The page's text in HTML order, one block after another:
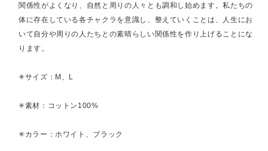
関係性がよくなり、自然と周りの人々とも調和し始めます。私たちの
体に存在している各チャクラを意識し、整えていくことは、人生にお
いて自分や周りの人たちとの素晴らしい関係性を作り上げることにな
ります。
✳︎サイズ：M、L
✳︎素材：コットン100%
✳︎カラー：ホワイト、ブラック